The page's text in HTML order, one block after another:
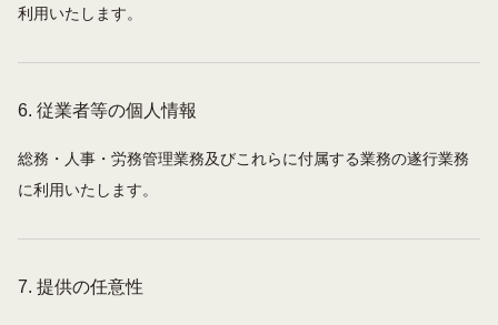
利用いたします。
6. 従業者等の個人情報
総務・人事・労務管理業務及びこれらに付属する業務の遂行業務
に利用いたします。
7. 提供の任意性